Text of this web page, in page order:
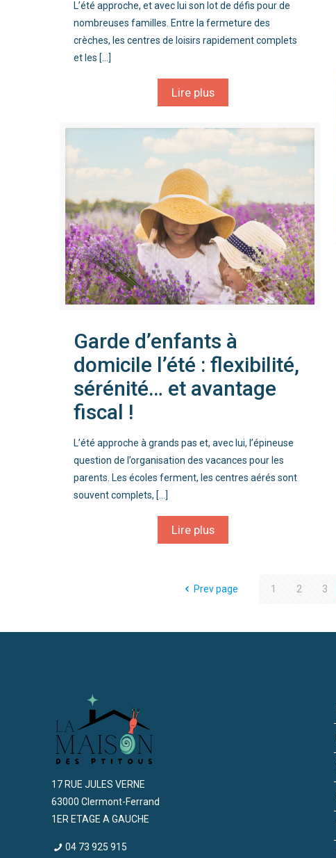
L’été approche, et avec lui son lot de défis pour de
nombreuses familles. Entre la fermeture des
crèches, les centres de loisirs rapidement complets
et les […]
Lire plus
Garde d’enfants à
domicile l’été : flexibilité,
sérénité… et avantage
fiscal !
L’été approche à grands pas et, avec lui, l’épineuse
question de l’organisation des vacances pour les
parents. Les écoles ferment, les centres aérés sont
souvent complets, […]
Lire plus
Prev page 1 2 3
17 RUE JULES VERNE
63000 Clermont-Ferrand
1ER ETAGE A GAUCHE
04 73 925 915